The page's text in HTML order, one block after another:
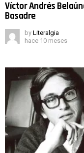
Víctor Andrés
Basadre
by Literalgia
hace 10 meses